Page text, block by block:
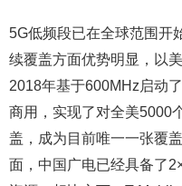
5G低频段已在全球范围开
续覆盖方面优势明显，以
2018年基于600MHz启动
商用，实现了对全美5000
盖，成为目前唯一一张覆
面，中国广电已经具备了